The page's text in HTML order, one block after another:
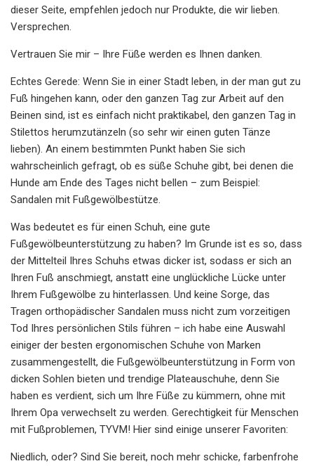
dieser Seite, empfehlen jedoch nur Produkte, die wir lieben.
Versprechen.
Vertrauen Sie mir – Ihre Füße werden es Ihnen danken.
Echtes Gerede: Wenn Sie in einer Stadt leben, in der man gut zu
Fuß hingehen kann, oder den ganzen Tag zur Arbeit auf den
Beinen sind, ist es einfach nicht praktikabel, den ganzen Tag in
Stilettos herumzutänzeln (so sehr wir einen guten Tänze
lieben). An einem bestimmten Punkt haben Sie sich
wahrscheinlich gefragt, ob es süße Schuhe gibt, bei denen die
Hunde am Ende des Tages nicht bellen – zum Beispiel:
Sandalen mit Fußgewölbestütze.
Was bedeutet es für einen Schuh, eine gute
Fußgewölbeunterstützung zu haben? Im Grunde ist es so, dass
der Mittelteil Ihres Schuhs etwas dicker ist, sodass er sich an
Ihren Fuß anschmiegt, anstatt eine unglückliche Lücke unter
Ihrem Fußgewölbe zu hinterlassen. Und keine Sorge, das
Tragen orthopädischer Sandalen muss nicht zum vorzeitigen
Tod Ihres persönlichen Stils führen – ich habe eine Auswahl
einiger der besten ergonomischen Schuhe von Marken
zusammengestellt, die Fußgewölbeunterstützung in Form von
dicken Sohlen bieten und trendige Plateauschuhe, denn Sie
haben es verdient, sich um Ihre Füße zu kümmern, ohne mit
Ihrem Opa verwechselt zu werden. Gerechtigkeit für Menschen
mit Fußproblemen, TYVM! Hier sind einige unserer Favoriten:
Niedlich, oder? Sind Sie bereit, noch mehr schicke, farbenfrohe